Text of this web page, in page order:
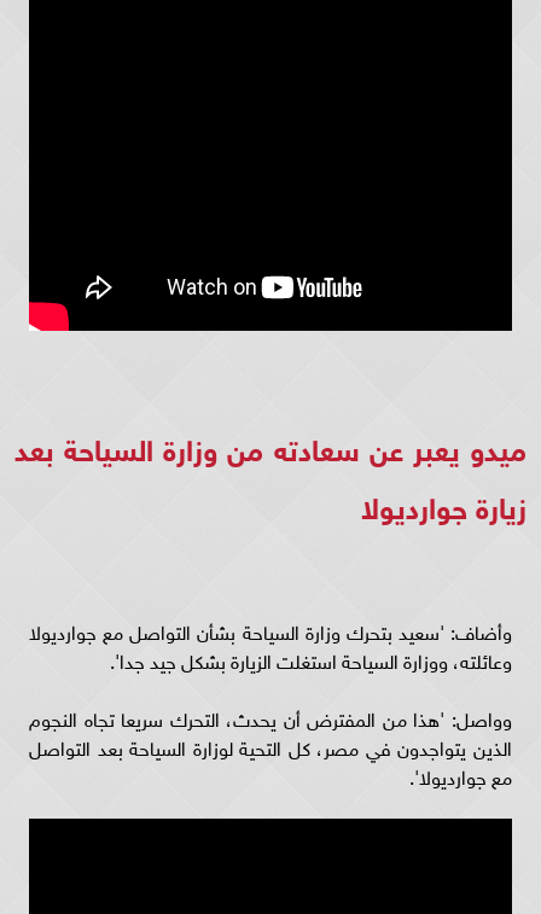
ميدو يعبر عن سعادته من وزارة السياحة بعد
زيارة جوارديولا
وأضاف: 'سعيد بتحرك وزارة السياحة بشأن التواصل مع جوارديولا
وعائلته، ووزارة السياحة استغلت الزيارة بشكل جيد جدا'.
وواصل: 'هذا من المفترض أن يحدث، التحرك سريعا تجاه النجوم
الذين يتواجدون في مصر، كل التحية لوزارة السياحة بعد التواصل
مع جوارديولا'.